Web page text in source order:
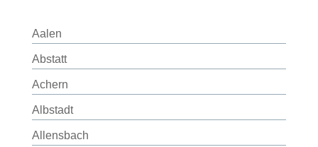
Aalen
Abstatt
Achern
Albstadt
Allensbach